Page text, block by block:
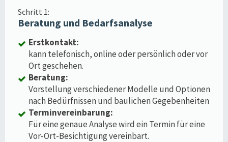
Schritt 1:
Beratung und Bedarfsanalyse
Erstkontakt:
kann telefonisch, online oder persönlich oder vor
Ort geschehen.
Beratung:
Vorstellung verschiedener Modelle und Optionen
nach Bedürfnissen und baulichen Gegebenheiten
Terminvereinbarung:
Für eine genaue Analyse wird ein Termin für eine
Vor-Ort-Besichtigung vereinbart.